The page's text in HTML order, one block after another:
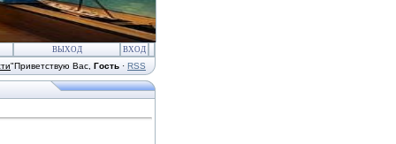
ВЫХОД ВХОД
"Приветствую Вас Гость · RSS